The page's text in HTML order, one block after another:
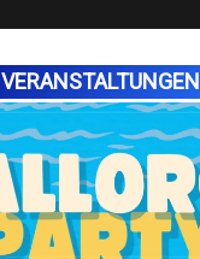
VERANSTALTUNGEN